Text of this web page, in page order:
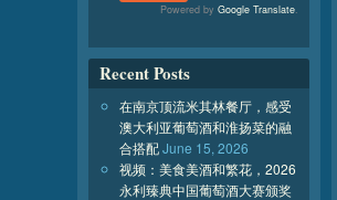
Powered by Google Translate.
Recent Posts
在南京顶流米其林餐厅，感受
澳大利亚葡萄酒和淮扬菜的融
合搭配June 15, 2026
视频：美食美酒和繁花，2026
永利臻典中国葡萄酒大赛颁奖